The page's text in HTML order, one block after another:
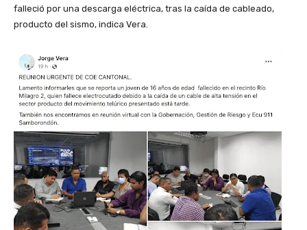
falleció por una descarga eléctrica, tras la caída de cableado,
producto del sismo, indica Vera.